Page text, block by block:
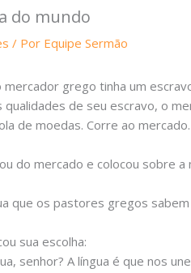
do mundo
/ Por Equipe Sermão
grego tinha um
de seu escravo, o
de moedas. Corre ao
do mercado e colocou sobre
que os pastores gregos
sua escolha:
senhor? A língua é que nos